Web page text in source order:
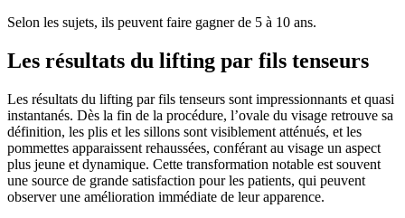
Selon les sujets, ils peuvent faire gagner de 5 à 10 ans.
Les résultats du lifting par fils tenseurs
Les résultats du lifting par fils tenseurs sont impressionnants et quasi
instantanés. Dès la fin de la procédure, l’ovale du visage retrouve sa
définition, les plis et les sillons sont visiblement atténués, et les
pommettes apparaissent rehaussées, conférant au visage un aspect
plus jeune et dynamique. Cette transformation notable est souvent
une source de grande satisfaction pour les patients, qui peuvent
observer une amélioration immédiate de leur apparence.